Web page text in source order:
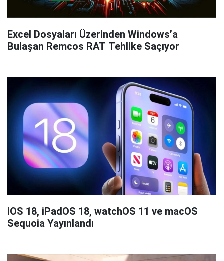
Excel Dosyaları Üzerinden Windows’a
Bulaşan Remcos RAT Tehlike Saçıyor
iOS 18, iPadOS 18, watchOS 11 ve macOS
Sequoia Yayınlandı